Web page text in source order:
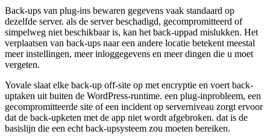
Back-ups van plug-ins bewaren gegevens vaak standaard op
dezelfde server. als de server beschadigd, gecompromitteerd of
simpelweg niet beschikbaar is, kan het back-uppad mislukken. Het
verplaatsen van back-ups naar een andere locatie betekent meestal
meer instellingen, meer inloggegevens en meer dingen die u moet
vergeten.
Yovale slaat elke back-up off-site op met encryptie en voert back-
uptaken uit buiten de WordPress-runtime. een plug-inprobleem, een
gecompromitteerde site of een incident op serverniveau zorgt ervoor
dat de back-upketen met de app niet wordt afgebroken. dat is de
basislijn die een echt back-upsysteem zou moeten bereiken.